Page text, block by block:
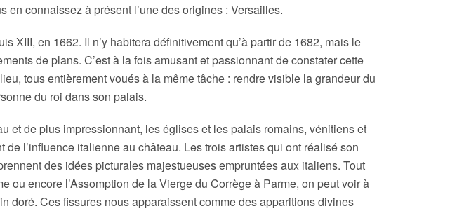
connaissez à présent l’une des origines : Versailles.
XIII, en 1662. Il n’y habitera définitivement qu’à partir de 1682, mais le
de plans. C’est à la fois amusant et passionnant de constater cette
tous entièrement voués à la même tâche : rendre visible la grandeur du
du roi dans son palais.
et de plus impressionnant, les églises et les palais romains, vénitiens et
l’influence italienne au château. Les trois artistes qui ont réalisé son
des idées picturales majestueuses empruntées aux italiens. Tout
ou encore l’Assomption de la Vierge du Corrège à Parme, on peut voir à
doré. Ces fissures nous apparaissent comme des apparitions divines